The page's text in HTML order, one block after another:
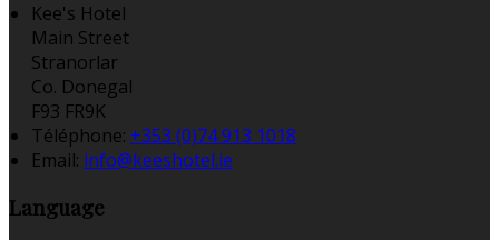
Kee's Hotel
Main Street
Stranorlar
Co. Donegal
F93 FR9K
Téléphone: +353 (0)74 913 1018
Email: info@keeshotel.ie
Language